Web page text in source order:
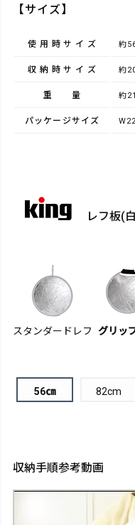
【サイズ】
使用時サイズ 約
収納時サイズ 約
重量 約
パッケージサイズ
レフ板(
スタンダードレフ グリッ
56㎝ 82cm
収納手順参考動画